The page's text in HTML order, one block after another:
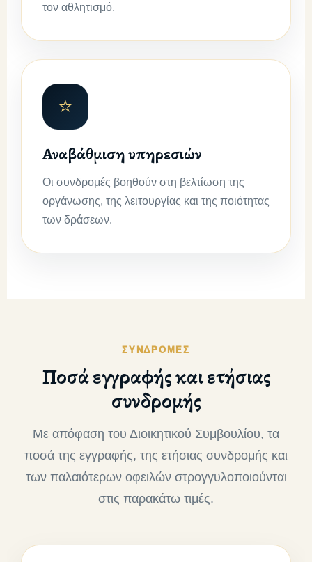
τον αθλητισμό.
⭐
Αναβάθμιση υπηρεσιών
Οι συνδρομές βοηθούν στη βελτίωση της
οργάνωσης, της λειτουργίας και της ποιότητας
των δράσεων.
ΣΥΝΔΡΟΜΕΣ
Ποσά εγγραφής και ετήσιας
συνδρομής
Με απόφαση του Διοικητικού Συμβουλίου, τα
ποσά της εγγραφής, της ετήσιας συνδρομής και
των παλαιότερων οφειλών στρογγυλοποιούνται
στις παρακάτω τιμές.